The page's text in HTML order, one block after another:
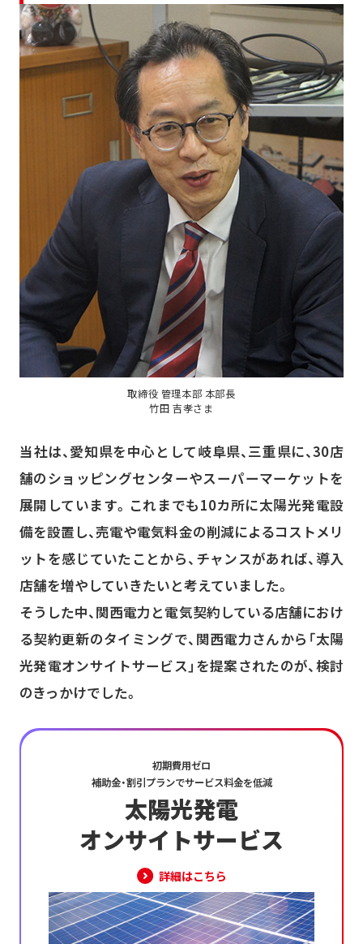
取締役 管理本部 本部長
竹田 吉孝さま
当社は、愛知県を中心として岐阜県、三重県に、30店
舗のショッピングセンターやスーパーマーケットを
展開しています。これまでも10カ所に太陽光発電設
備を設置し、売電や電気料金の削減によるコストメリ
ットを感じていたことから、チャンスがあれば、導入
店舗を増やしていきたいと考えていました。
そうした中、関西電力と電気契約している店舗におけ
る契約更新のタイミングで、関西電力さんから「太陽
光発電オンサイトサービス」を提案されたのが、検討
のきっかけでした。
初期費用ゼロ
補助金・割引プランでサービス料金を低減
太陽光発電
オンサイトサービス
詳細はこちら